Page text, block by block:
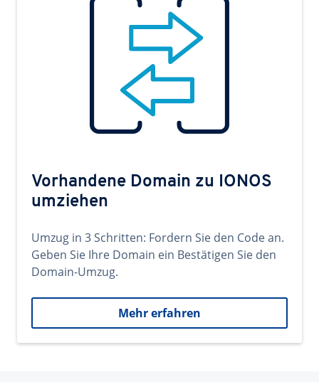
Vorhandene Domain zu IONOS
umziehen
Umzug in 3 Schritten: Fordern Sie den Code an.
Geben Sie Ihre Domain ein Bestätigen Sie den
Domain-Umzug.
Mehr erfahren